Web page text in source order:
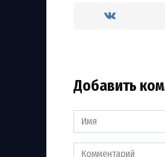
Добавить
Имя
*
Комментарий